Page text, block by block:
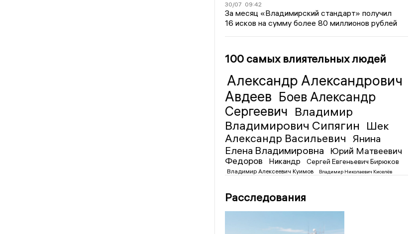
30/07 09:42
За месяц «Владимирский стандарт» получил
16 исков на сумму более 80 миллионов рублей
100 самых влиятельных людей
Александр Александрович
Авдеев Боев Александр
Сергеевич Владимир
Владимирович Сипягин Шек
Александр Васильевич
Янина
Елена Владимировна
Юрий Матвеевич
Федоров
Никандр Сергей Евгеньевич Бирюков
Владимир Алексеевич Куимов Владимир Николаевич Киселёв
Расследования